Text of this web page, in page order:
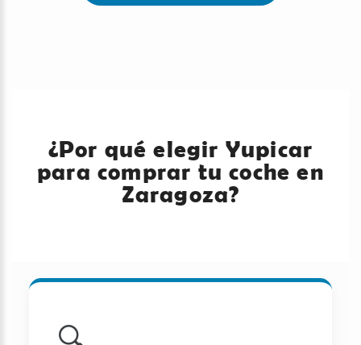
¿Por qué elegir Yupicar
para comprar tu coche en
Zaragoza?